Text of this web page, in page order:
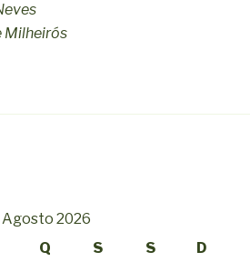
Milheirós
Agosto 2026
Q S S D